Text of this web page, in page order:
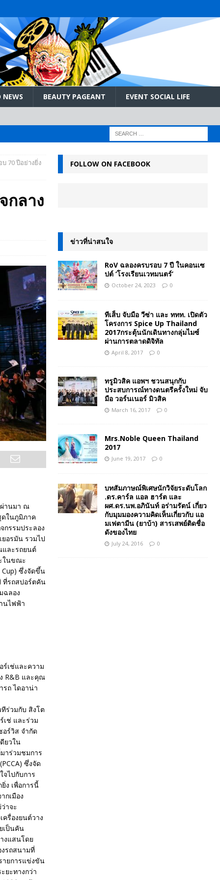
NEWS BEAUTY PAGEANT EVENT SOCIAL LIFE
70 ปีอย่างยิ่ง
กลาง
ผ่านมา ณ
ดในภูมิภาค
กรรมประลอง
อรมัน รวมไป
และรถยนต์
ในขณะ
Cup) ซึ่งจัดขึ้น
ที่รถสปอร์ตคัน
ฉลอง
นไฟฟ้า
ร์เช่และความ
R&B และคุณ
รถ ไดอาน่า
ร่วมกับ สิงโต
เช่ และร่วม
อร์วิส จำกัด
ยวใน
าร่วมชมการ
ซึ่งจัด
ไปกับการ
ง เพื่อการนี้
กเมือง
าจะ
ครื่องยนต์วาง
เป็นคัน
งแสนโดย
รถสนามที่
ายการแข่งขัน
ยะทางกว่า
FOLLOW ON FACEBOOK
ข่าวที่น่าสนใจ
RoV ฉลองครบรอบ 7 ปี ในคอนเซ
ปต์ ‘โรงเรียนเวทมนตร์’
October 24, 2023 0
ทีเส็บ จับมือ วีซ่า และ ททท. เปิดตัว
โครงการ Spice Up Thailand
2017กระตุ้นนักเดินทางกลุ่มไมซ์
ผ่านการตลาดดิจิทัล
April 8, 2017 0
ทรูมิวสิค แอพฯ ชวนสนุกกับ
ประสบการณ์ทางดนตรีครั้งใหม่ จับ
มือ วอร์นเนอร์ มิวสิค
March 16, 2017 0
Mrs.Noble Queen Thailand
2017
June 19, 2017 0
บทสัมภาษณ์พิเศษนักวิจัยระดับโลก
.ดร.คาร์ล แอล ฮาร์ต และ
ผศ.ดร.นพ.อภินันท์ อร่ามรัตน์ เกี่ยว
กับมุมมองความคิดเห็นเกี่ยวกับ แอ
มเฟตามีน (ยาบ้า) สารเสพย์ติดชื่อ
ดังของไทย
July 24, 2016 0